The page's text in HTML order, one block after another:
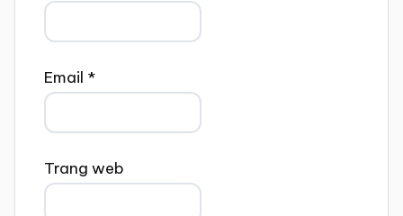
Email *
Trang web